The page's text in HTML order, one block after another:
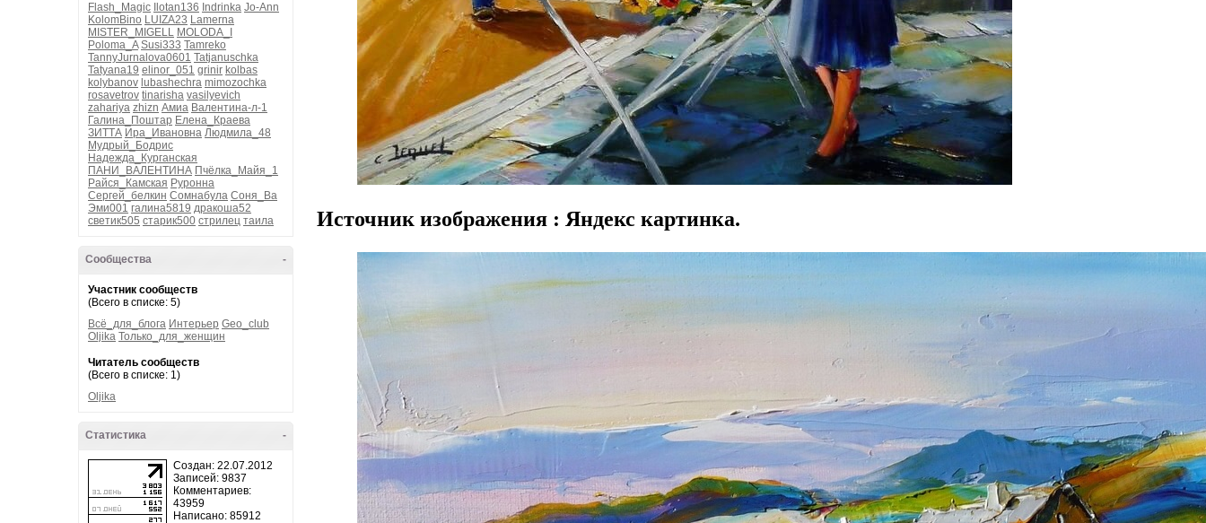
Flash_Magic Ilotan136 Indrinka Jo-Ann
KolomBino LUIZA23 Lamerna
MISTER_MIGELL MOLODA_I
Poloma_A Susi333 Tamreko
TannyJurnalova0601 Tatjanuschka
Tatyana19 elinor_051 grinir kolbas
kolybanov lubashechra mimozochka
rosavetrov tinarisha vasilyevich
zahariya zhizn Амиа Валентина-л-1
Галина_Поштар Елена_Краева
ЗИТТА Ира_Ивановна Людмила_48
Мудрый_Бодрис
Надежда_Курганская
ПАНИ_ВАЛЕНТИНА Пчёлка_Майя_1
Райся_Камская Руронна
Сергей_белкин Сомнабула Соня_Ва
Эми001 галина5819 дракоша52
светик505 старик500 стрилец таила
-
Сообщества
Участник сообществ
(Всего в списке: 5)
Всё_для_блога Интерьер Geo_club
Oljika Только_для_женщин
Читатель сообществ
(Всего в списке: 1)
Oljika
-
Статистика
Создан: 22.07.2012
Записей: 9837
Комментариев:
43959
Написано: 85912
Источник изображения : Яндекс картинка.